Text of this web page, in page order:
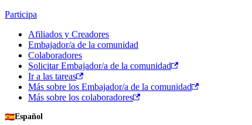
Participa
Afiliados y Creadores
Embajador/a de la comunidad
Colaboradores
Solicitar Embajador/a de la comunidad
Ir a las tareas
Más sobre los Embajador/a de la comunidad
Más sobre los colaboradores
🇪🇸Español